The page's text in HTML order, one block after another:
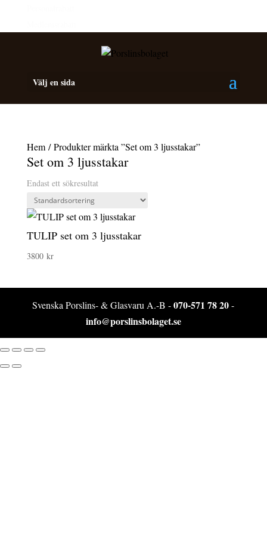
Välj en sida
Hem/ Produkter märkta ”Set om 3 ljusstakar”
Set om 3 ljusstakar
Endast ett sökresultat
TULIP set om 3 ljusstakar
3800 kr
Svenska Porslins- & Glasvaru A.-B -070-571 78 20-
info@porslinsbolaget.se